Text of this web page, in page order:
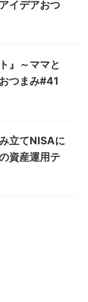
イデアおつ
』～ママと
つまみ#41
立てNISAに
資産運用テ